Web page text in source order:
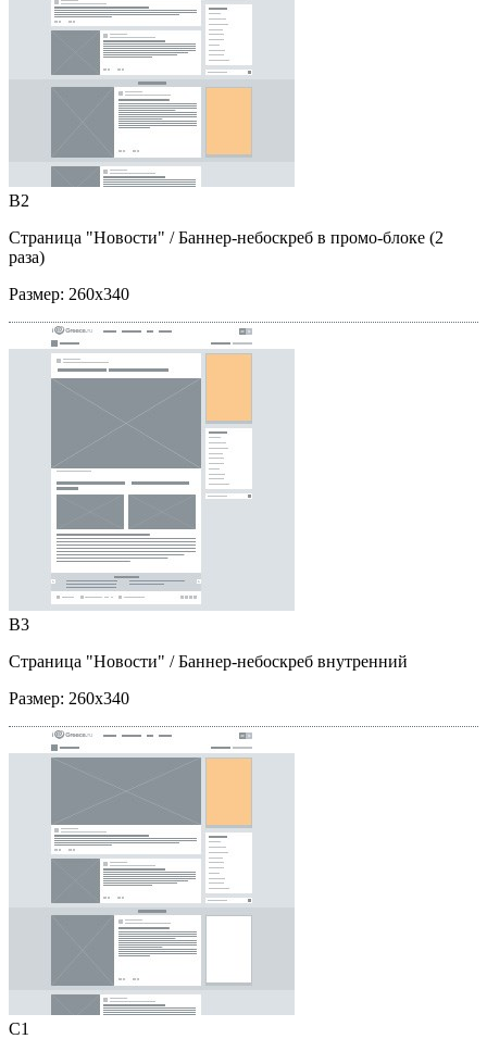
B2
Страница "Новости" / Баннер-небоскреб в промо-блоке (2
раза)
Размер: 260x340
B3
Страница "Новости" / Баннер-небоскреб внутренний
Размер: 260x340
C1